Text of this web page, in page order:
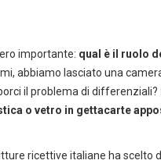
importante: qual è il ruolo
abbiamo lasciato una
il problema di differenziali?
o vetro in gettacarte
ricettive italiane ha scelto